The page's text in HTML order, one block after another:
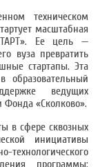
техническом
масштабная
Ее цель —
вуза превратить
стартапы. Эта
образовательный
ведущих
«Сколково».
в сфере сквозных
инициативы
технологического
программы: